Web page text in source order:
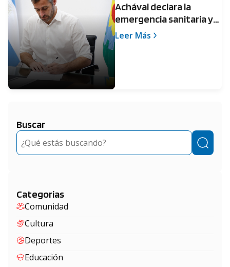
Achával declara la
emergencia sanitaria y
toma medidas
Leer Más
Buscar
Buscar
Categorias
Comunidad
Cultura
Deportes
Educación